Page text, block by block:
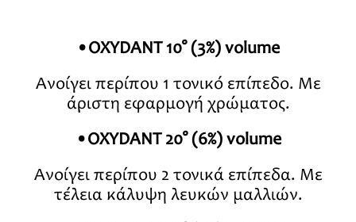
•ΟΧΥDANT 10° (3%) volume
Ανοίγει περίπου 1 τονικό επίπεδο. Με
άριστη εφαρμογή χρώματος.
•OXYDANT 20° (6%) volume
Ανοίγει περίπου 2 τονικά επίπεδα. Με
τέλεια κάλυψη λευκών μαλλιών.